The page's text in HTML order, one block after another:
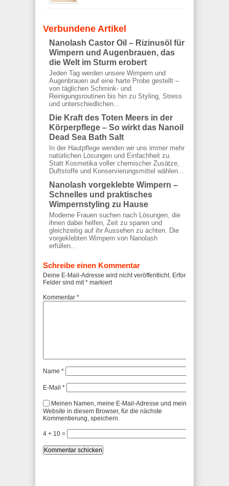
Verbundene Artikel
Nanolash Castor Oil – Rizinusöl für
Wimpern und Augenbrauen, das
die Welt im Sturm erobert
Jeden Tag werden unsere Wimpern und
Augenbrauen auf eine harte Probe gestellt –
von täglichen Schmink- und
Reinigungsroutinen bis hin zu Styling, Stress
und unterschiedlichen...
Die Kraft des Toten Meers in der
Körperpflege – So wirkt das Nanoil
Dead Sea Bath Salt
In der Hautpflege wenden wir uns immer mehr
natürlichen Lösungen und Einfachheit zu.
Statt Kosmetika voller chemischer Zusätze,
Duftstoffe und Konservierungsmittel wählen...
Nanolash vorgeklebte Wimpern –
Schnelles und praktisches
Wimpernstyling zu Hause
Moderne Frauen suchen nach Lösungen, die
ihnen dabei helfen, Zeit zu sparen und
gleichzeitig auf ihr Aussehen zu achten. Die
vorgeklebten Wimpern von Nanolash
erfüllen...
Schreibe einen Kommentar
Deine E-Mail-Adresse wird nicht veröffentlicht. Erforderliche
Felder sind mit* markiert
Kommentar *
Name *
E-Mail *
Meinen Namen, meine E-Mail-Adresse und meine
Website in diesem Browser, für die nächste
Kommentierung, speichern.
4 + 10 =